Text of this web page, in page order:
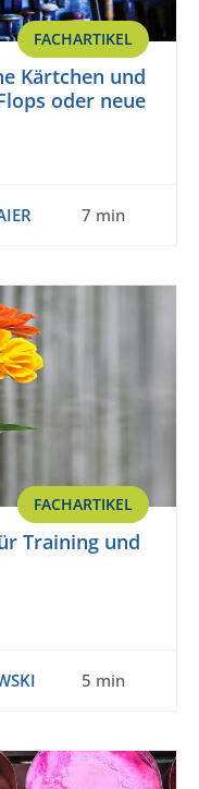
FACHARTIKEL
Kärtchen und
oder neue
7 min
FACHARTIKEL
Training und
5 min